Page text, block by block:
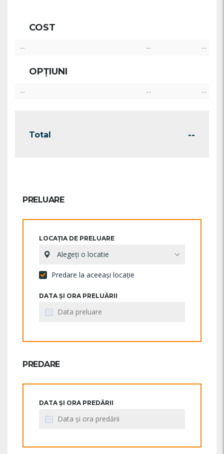
COST
-- -- --
OPȚIUNI
-- -- --
Total --
PRELUARE
LOCAȚIA DE PRELUARE
Alegeți o locatie
Predare la aceeași locație
DATA ȘI ORA PRELUĂRII
PREDARE
DATA ȘI ORA PREDĂRII